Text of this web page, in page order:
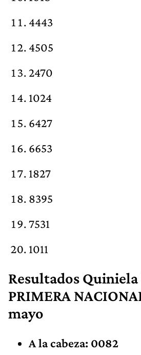
4443
4505
2470
1024
6427
6653
1827
8395
7531
1011
Resultados Quiniela
PRIMERA
mayo
A la cabeza: 0082